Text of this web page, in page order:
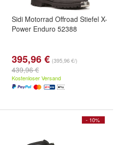
Sidi Motorrad Offroad Stiefel X-
Power Enduro 52388
395,96 € (395,96 €/)
439,96 €
Kostenloser Versand
- 10%